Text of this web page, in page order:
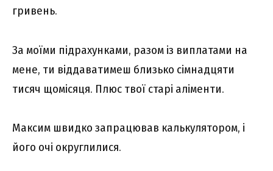
гривень.
За моїми підрахунками, разом із виплатами на
мене, ти віддаватимеш близько сімнадцяти
тисяч щомісяця. Плюс твої старі аліменти.
Максим швидко запрацював калькулятором, і
його очі округлилися.